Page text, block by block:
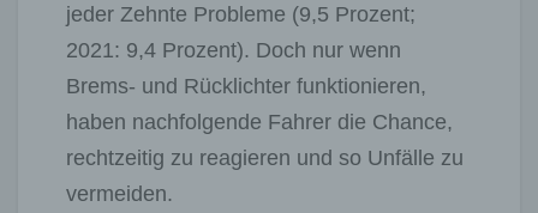
jeder Zehnte Probleme (9,5 Prozent;
2021: 9,4 Prozent). Doch nur wenn
Brems- und Rücklichter funktionieren,
haben nachfolgende Fahrer die Chance,
rechtzeitig zu reagieren und so Unfälle zu
vermeiden.